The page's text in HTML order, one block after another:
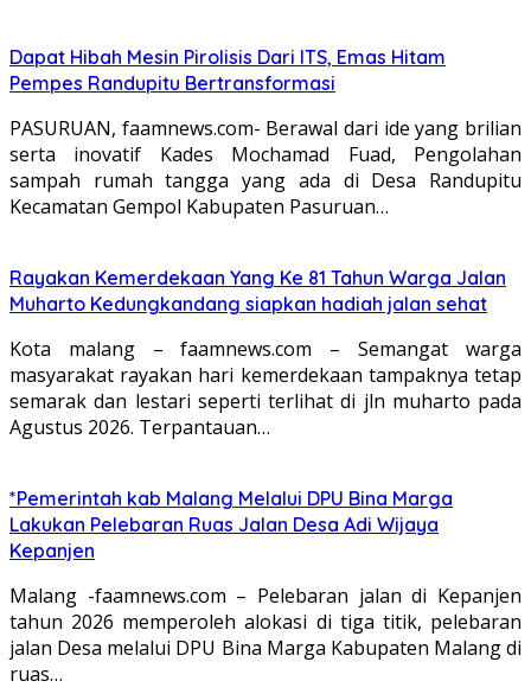
Dapat Hibah Mesin Pirolisis Dari ITS, Emas Hitam
Pempes Randupitu Bertransformasi
PASURUAN, faamnews.com- Berawal dari ide yang brilian
serta inovatif Kades Mochamad Fuad, Pengolahan
sampah rumah tangga yang ada di Desa Randupitu
Kecamatan Gempol Kabupaten Pasuruan…
Rayakan Kemerdekaan Yang Ke 81 Tahun Warga Jalan
Muharto Kedungkandang siapkan hadiah jalan sehat
Kota malang – faamnews.com – Semangat warga
masyarakat rayakan hari kemerdekaan tampaknya tetap
semarak dan lestari seperti terlihat di jln muharto pada
Agustus 2026. Terpantauan…
*Pemerintah kab Malang Melalui DPU Bina Marga
Lakukan Pelebaran Ruas Jalan Desa Adi Wijaya
Kepanjen
Malang -faamnews.com – Pelebaran jalan di Kepanjen
tahun 2026 memperoleh alokasi di tiga titik, pelebaran
jalan Desa melalui DPU Bina Marga Kabupaten Malang di
ruas…